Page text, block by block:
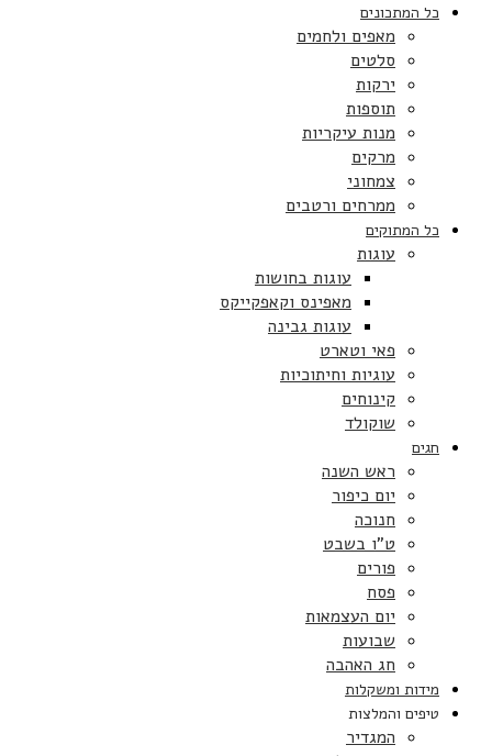
כל המתכונים
מאפים ולחמים
סלטים
ירקות
תוספות
מנות עיקריות
מרקים
צמחוני
ממרחים ורטבים
כל המתוקים
עוגות
עוגות בחושות
מאפינס וקאפקייקס
עוגות גבינה
פאי וטארט
עוגיות וחיתוכיות
קינוחים
שוקולד
חגים
ראש השנה
יום כיפור
חנוכה
ט”ו בשבט
פורים
פסח
יום העצמאות
שבועות
חג האהבה
מידות ומשקלות
טיפים והמלצות
המגדיר